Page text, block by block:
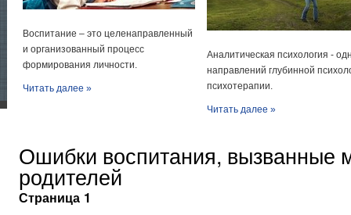
Воспитание – это целенаправленный
и организованный процесс
формирования личности.
Читать далее »
Аналитическая психология -
направлений глубинной
психотерапии.
Читать далее »
Ошибки воспитания, вызванные
родителей
Страница 1